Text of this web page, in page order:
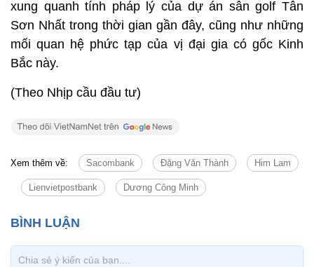
xung quanh tính pháp lý của dự án sân golf Tân
Sơn Nhất trong thời gian gần đây, cũng như những
mối quan hệ phức tạp của vị đại gia có gốc Kinh
Bắc này.
(Theo Nhịp cầu đầu tư)
Xem thêm về: Sacombank Đặng Văn Thành Him Lam
Lienvietpostbank Dương Công Minh